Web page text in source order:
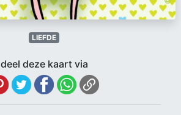
LIEFDE
deel deze kaart via